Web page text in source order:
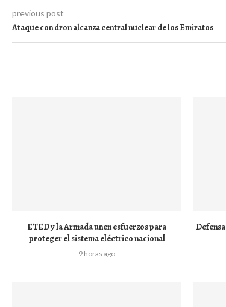
previous post
Ataque con dron alcanza central nuclear de los Emiratos
ETED y la Armada unen esfuerzos para
proteger el sistema eléctrico nacional
9 horas ago